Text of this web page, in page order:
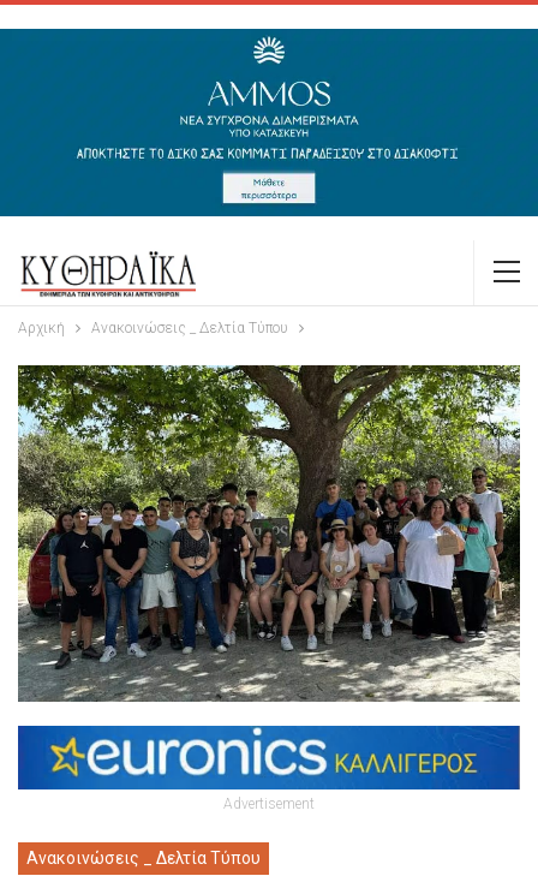
Αρχική Ανακοινώσεις _ Δελτία Τύπου
Advertisement
Ανακοινώσεις _ Δελτία Τύπου